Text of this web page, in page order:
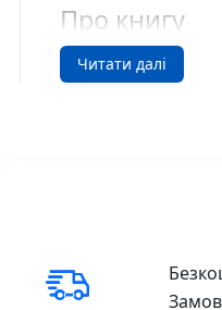
Про книгу
У Поппі й Алекса
Вона свавільна й
їдуть у тижневу
Читати далі